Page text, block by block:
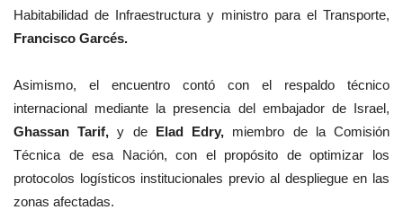
Habitabilidad de Infraestructura y ministro para el Transporte,
Francisco Garcés.
Asimismo, el encuentro contó con el respaldo técnico
internacional mediante la presencia del embajador de Israel,
Ghassan Tarif, y deElad Edry, miembro de la Comisión
Técnica de esa Nación, con el propósito de optimizar los
protocolos logísticos institucionales previo al despliegue en las
zonas afectadas.